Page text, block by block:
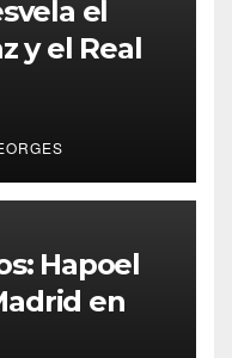
el
y el Real
Hapoel
en